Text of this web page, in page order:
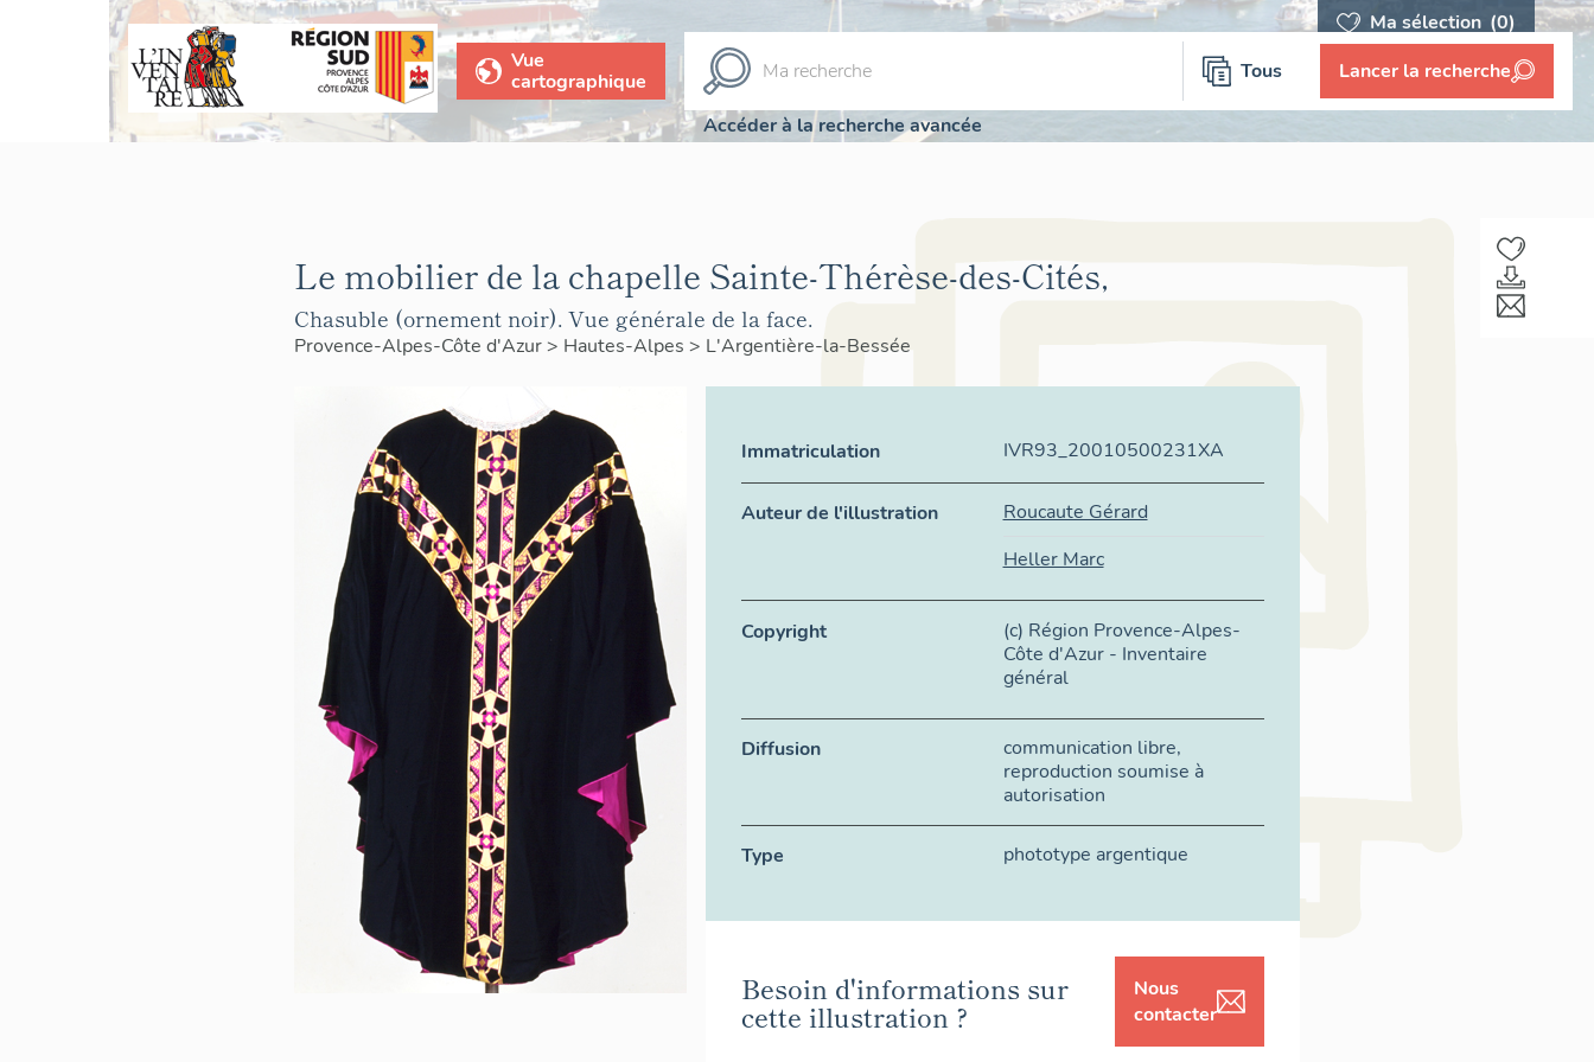
Ma sélection (0)
Vue
cartographique
Tous Lancer la recherche
Accéder à la recherche avancée
Le mobilier de la chapelle Sainte-Thérèse-des-Cités,
Chasuble (ornement noir). Vue générale de la face.
Provence-Alpes-Côte d'Azur> Hautes-Alpes > L'Argentière-la-Bessée
Immatriculation IVR93_20010500231XA
Auteur de l'illustration
Roucaute Gérard
Heller Marc
Copyright
(c) Région Provence-Alpes-
Côte d'Azur - Inventaire
général
Diffusion
communication libre,
reproduction soumise à
autorisation
Type phototype argentique
Besoin d'informations sur
cette illustration ?
Nous
contacter